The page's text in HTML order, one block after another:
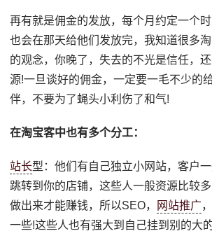
再有就是佣金的发放，每个月约定一个
也会在那天给他们发放完，我知道很多
的观念，你晚了，失去的不光是信任，
源!一旦谈好的佣金，一定要一毛不少的
伴，不要为了蝇头小利伤了和气!
在淘宝客中也有多个分工：
站长型：他们有自己独立小网站，客户
跳转到你的店铺，这些人一般资源比较
做出来才能赚钱，所以SEO，
网站推广
一些!这些人也有强大到自己挂到别的大